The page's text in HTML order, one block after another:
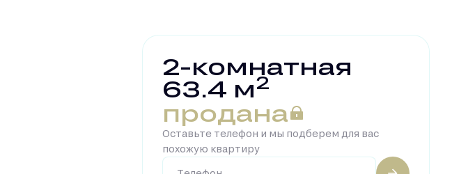
2-комнатная
63.4 м2
продана
Оставьте телефон и мы подберем для вас
похожую квартиру